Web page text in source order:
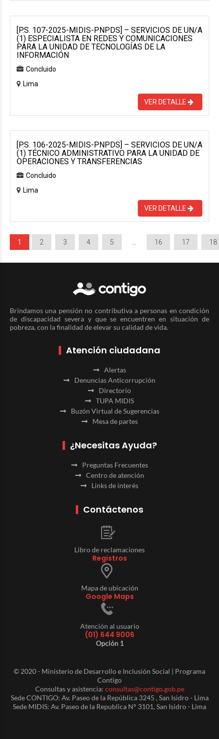
[P.S. 107-2025-MIDIS-PNPDS] – SERVICIOS DE UN/A
(1) ESPECIALISTA EN REDES Y COMUNICACIONES
PARA LA UNIDAD DE TECNOLOGÍAS DE LA
INFORMACIÓN
Concluido
Lima
VER DETALLE
[P.S. 106-2025-MIDIS-PNPDS] – SERVICIOS DE UN/A
(1) TÉCNICO ADMINISTRATIVO PARA LA UNIDAD DE
OPERACIONES Y TRANSFERENCIAS
Concluido
Lima
VER DETALLE
1 2 3 4 5 16 17 18
Brindamos una pensión no contributiva a personas en condición
de discapacidad severa y que se encuentren en situación de
pobreza, con la finalidad de elevar su calidad de vida.
Atención ciudadana
Alertas
Denuncias Anticorrupción
Directorio
TUPA MIDIS
Buzón Virtual de Sugerencias
Mesa de partes
¿Necesitas Ayuda?
Preguntas Frecuentes
Centro de atención
Links de interés
Contáctenos
Libro de reclamaciones
Registros
Mapa de ubicación
Google Maps
Atención al usuario
(01) 644 9006
Opción 1
© 2020 - Ministerio de Desarrollo e Inclusión Social | Programa
Contigo
Consultas y asistencia: consultas@contigo.gob.pe
Sede CONTIGO: Av. Paseo de la República 3245 , San Isidro - Lima
Sede MIDIS: Av. Paseo de la Republica N° 3101, San Isidro - Lima